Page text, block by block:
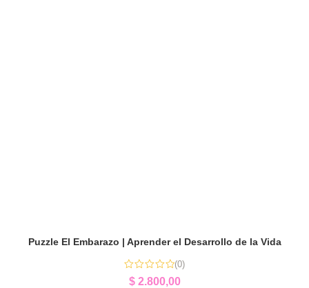
Puzzle El Embarazo | Aprender el Desarrollo de la Vida
(0)
$2.800,00